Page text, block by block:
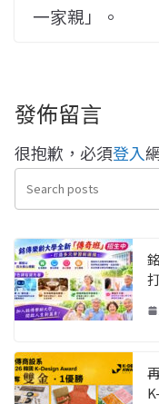
一家親」。
發佈留言
很抱歉，必須登入